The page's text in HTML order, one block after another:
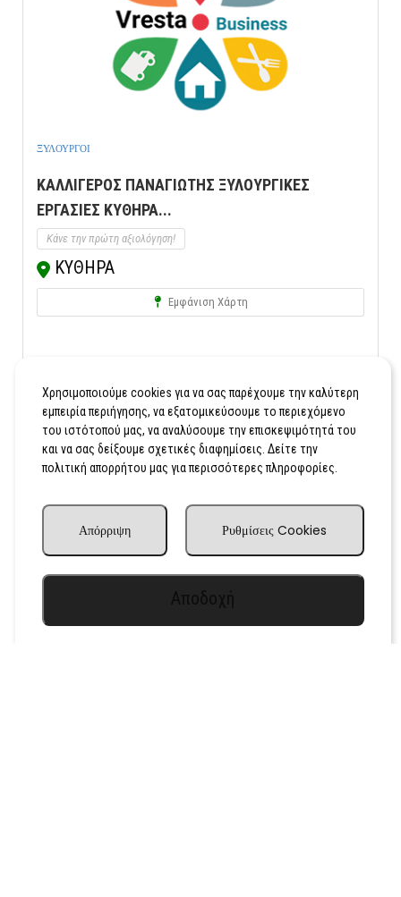
ΞΥΛΟΥΡΓΟΙ
ΚΑΛΛΙΓΕΡΟΣ ΠΑΝΑΓΙΩΤΗΣ ΞΥΛΟΥΡΓΙΚΕΣ
ΕΡΓΑΣΙΕΣ ΚΥΘΗΡΑ...
Κάνε την πρώτη αξιολόγηση!
ΚΥΘΗΡΑ
Εμφάνιση Χάρτη
Χρησιμοποιούμε cookies για να σας παρέχουμε την καλύτερη
εμπειρία περιήγησης, να εξατομικεύσουμε το περιεχόμενο
του ιστότοπού μας, να αναλύσουμε την επισκεψιμότητά του
και να σας δείξουμε σχετικές διαφημίσεις. Δείτε την
πολιτική απορρήτου μας για περισσότερες πληροφορίες.
Ρυθμίσεις Cookies
Απόρριψη